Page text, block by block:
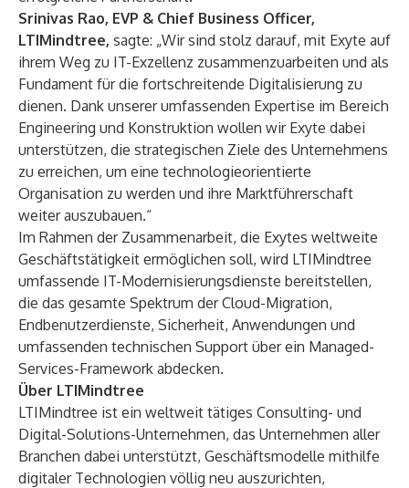
Srinivas Rao, EVP & Chief Business Officer,
LTIMindtree, sagte: „Wir sind stolz darauf, mit Exyte auf
ihrem Weg zu IT-Exzellenz zusammenzuarbeiten und als
Fundament für die fortschreitende Digitalisierung zu
dienen. Dank unserer umfassenden Expertise im Bereich
Engineering und Konstruktion wollen wir Exyte dabei
unterstützen, die strategischen Ziele des Unternehmens
zu erreichen, um eine technologieorientierte
Organisation zu werden und ihre Marktführerschaft
weiter auszubauen.“
Im Rahmen der Zusammenarbeit, die Exytes weltweite
Geschäftstätigkeit ermöglichen soll, wird LTIMindtree
umfassende IT-Modernisierungsdienste bereitstellen,
die das gesamte Spektrum der Cloud-Migration,
Endbenutzerdienste, Sicherheit, Anwendungen und
umfassenden technischen Support über ein Managed-
Services-Framework abdecken.
Über LTIMindtree
LTIMindtree ist ein weltweit tätiges Consulting- und
Digital-Solutions-Unternehmen, das Unternehmen aller
Branchen dabei unterstützt, Geschäftsmodelle mithilfe
digitaler Technologien völlig neu auszurichten,